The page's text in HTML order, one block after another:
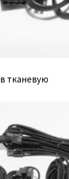
тканевую